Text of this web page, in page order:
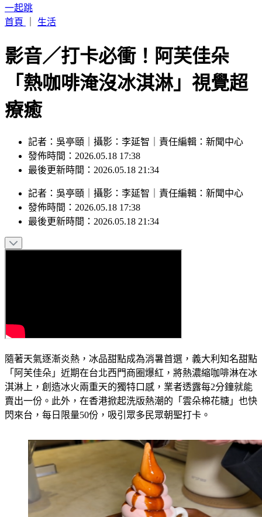
首頁｜
影音／打卡必衝！阿芙佳朵
「熱咖啡淹沒冰淇淋」視覺超
療癒
發佈時間：2026.05.18 17:38
最後更新時間：2026.05.18 21:34
發佈時間： 2026.05.18 17:38
最後更新時間：2026.05.18 21:34
「阿芙佳朵」近期在台北西門商圈爆紅，將熱濃縮咖啡淋在冰
淇淋上，創造冰火兩重天的獨特口感，業者透露每2分鐘就能
賣出一份。此外，在香港掀起洗版熱潮的「雲朵棉花糖」也快
閃來台，每日限量50份，吸引眾多民眾朝聖打卡。